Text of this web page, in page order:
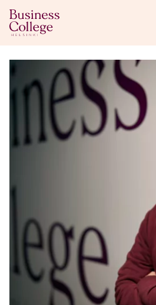
Siirry sisältöön
Business College Helsinki